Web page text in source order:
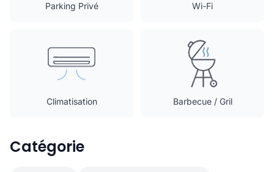
Parking Privé Wi-Fi
Climatisation Barbecue / Gril
Catégorie